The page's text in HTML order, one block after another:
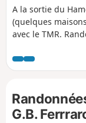
A la sortie du
(quelques
avec le TMR.
l'application
G.B.